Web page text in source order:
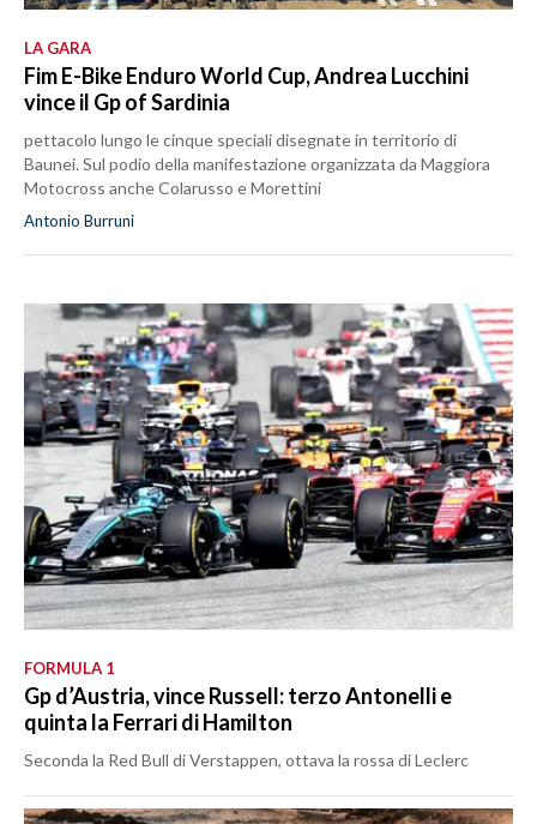
LA GARA
Fim E-Bike Enduro World Cup, Andrea Lucchini
vince il Gp of Sardinia
pettacolo lungo le cinque speciali disegnate in territorio di
Baunei. Sul podio della manifestazione organizzata da Maggiora
Motocross anche Colarusso e Morettini
Antonio Burruni
FORMULA 1
Gp d’Austria, vince Russell: terzo Antonelli e
quinta la Ferrari di Hamilton
Seconda la Red Bull di Verstappen, ottava la rossa di Leclerc